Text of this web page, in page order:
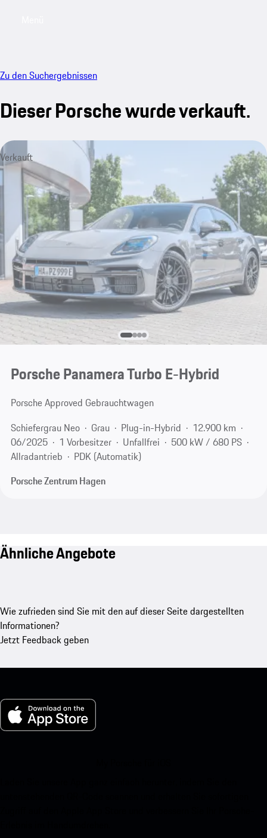
Zu den Suchergebnissen
Dieser Porsche wurde verkauft.
Verkauft
Porsche Panamera Turbo E-Hybrid
Porsche Approved Gebrauchtwagen
Schiefergrau Neo
Grau Plug-in-Hybrid
12.900 km
06/2025
1 Vorbesitzer Unfallfrei
500 kW / 680 PS
Allradantrieb
PDK (Automatik)
Porsche Zentrum Hagen
Ähnliche Angebote
Wie zufrieden sind Sie mit den auf dieser Seite dargestellten
Informationen?
Jetzt Feedback geben